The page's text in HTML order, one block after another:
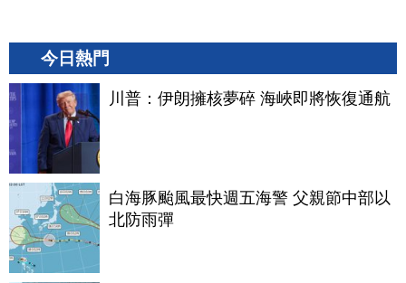
今日熱門
川普：伊朗擁核夢碎 海峽即將恢復通航
白海豚颱風最快週五海警 父親節中部以
北防雨彈